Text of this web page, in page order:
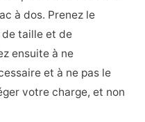
à dos. Prenez le
de taille et de
ensuite à ne
et à ne pas le
votre charge, et non